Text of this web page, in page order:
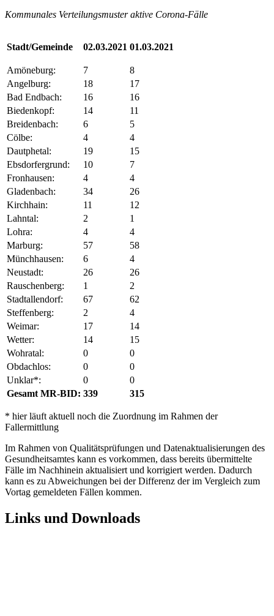
Kommunales Verteilungsmuster aktive Corona-Fälle
Stadt/Gemeinde 02.03.2021 01.03.2021
Amöneburg: 7
8
Angelburg:
18
17
Bad Endbach:
16
16
Biedenkopf:
14
11
Breidenbach:
6
5
Cölbe:
4
4
Dautphetal:
19
15
Ebsdorfergrund:
10
7
Fronhausen:
4
4
Gladenbach:
34
26
Kirchhain:
11
12
Lahntal:
2
1
Lohra:
4
4
Marburg:
57
58
Münchhausen:
6
4
Neustadt:
26
26
Rauschenberg:
1
2
Stadtallendorf:
67
62
Steffenberg:
2
4
Weimar:
17
14
Wetter:
14
15
Wohratal:
0
0
Obdachlos:
0
0
Unklar*:
0
0
Gesamt MR-BID: 339 315
* hier läuft aktuell noch die Zuordnung im Rahmen der
Fallermittlung
Im Rahmen von Qualitätsprüfungen und Datenaktualisierungen des
Gesundheitsamtes kann es vorkommen, dass bereits übermittelte
Fälle im Nachhinein aktualisiert und korrigiert werden. Dadurch
kann es zu Abweichungen bei der Differenz der im Vergleich zum
Vortag gemeldeten Fällen kommen.
Links und Downloads